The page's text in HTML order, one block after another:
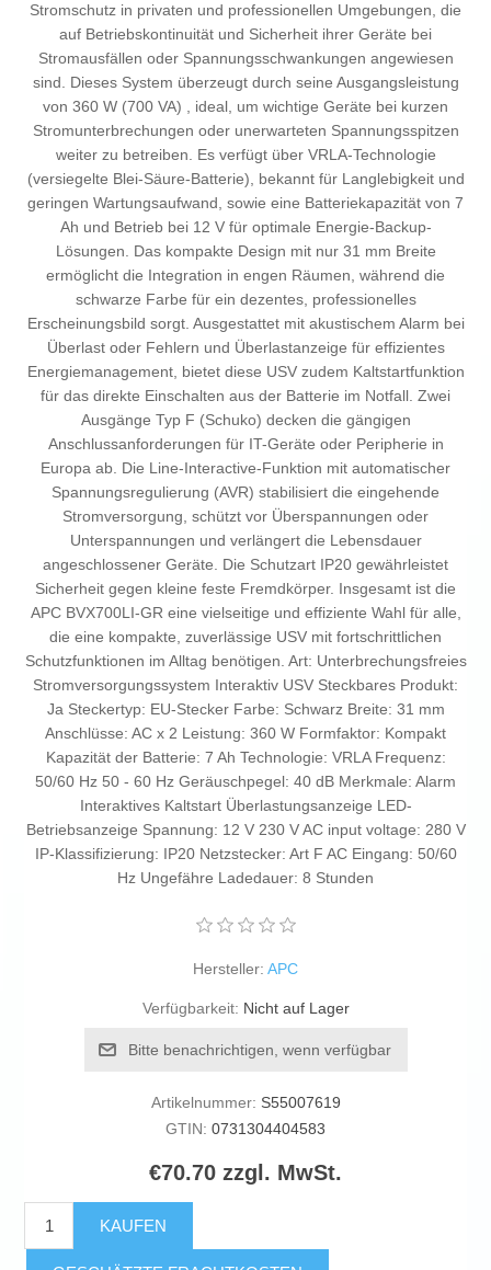
Stromschutz in privaten und professionellen Umgebungen, die
auf Betriebskontinuität und Sicherheit ihrer Geräte bei
Stromausfällen oder Spannungsschwankungen angewiesen
sind. Dieses System überzeugt durch seine Ausgangsleistung
von 360 W (700 VA) , ideal, um wichtige Geräte bei kurzen
Stromunterbrechungen oder unerwarteten Spannungsspitzen
weiter zu betreiben. Es verfügt über VRLA-Technologie
(versiegelte Blei-Säure-Batterie), bekannt für Langlebigkeit und
geringen Wartungsaufwand, sowie eine Batteriekapazität von 7
Ah und Betrieb bei 12 V für optimale Energie-Backup-
Lösungen. Das kompakte Design mit nur 31 mm Breite
ermöglicht die Integration in engen Räumen, während die
schwarze Farbe für ein dezentes, professionelles
Erscheinungsbild sorgt. Ausgestattet mit akustischem Alarm bei
Überlast oder Fehlern und Überlastanzeige für effizientes
Energiemanagement, bietet diese USV zudem Kaltstartfunktion
für das direkte Einschalten aus der Batterie im Notfall. Zwei
Ausgänge Typ F (Schuko) decken die gängigen
Anschlussanforderungen für IT-Geräte oder Peripherie in
Europa ab. Die Line-Interactive-Funktion mit automatischer
Spannungsregulierung (AVR) stabilisiert die eingehende
Stromversorgung, schützt vor Überspannungen oder
Unterspannungen und verlängert die Lebensdauer
angeschlossener Geräte. Die Schutzart IP20 gewährleistet
Sicherheit gegen kleine feste Fremdkörper. Insgesamt ist die
APC BVX700LI-GR eine vielseitige und effiziente Wahl für alle,
die eine kompakte, zuverlässige USV mit fortschrittlichen
Schutzfunktionen im Alltag benötigen. Art: Unterbrechungsfreies
Stromversorgungssystem Interaktiv USV Steckbares Produkt:
Ja Steckertyp: EU-Stecker Farbe: Schwarz Breite: 31 mm
Anschlüsse: AC x 2 Leistung: 360 W Formfaktor: Kompakt
Kapazität der Batterie: 7 Ah Technologie: VRLA Frequenz:
50/60 Hz 50 - 60 Hz Geräuschpegel: 40 dB Merkmale: Alarm
Interaktives Kaltstart Überlastungsanzeige LED-
Betriebsanzeige Spannung: 12 V 230 V AC input voltage: 280 V
IP-Klassifizierung: IP20 Netzstecker: Art F AC Eingang: 50/60
Hz Ungefähre Ladedauer: 8 Stunden
Hersteller: APC
Verfügbarkeit: Nicht auf Lager
Bitte benachrichtigen, wenn verfügbar
Artikelnummer: S55007619
GTIN: 0731304404583
€70.70 zzgl. MwSt.
KAUFEN